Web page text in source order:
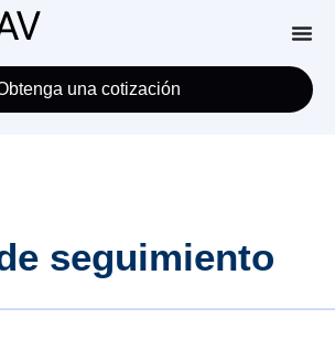
una cotización
seguimiento